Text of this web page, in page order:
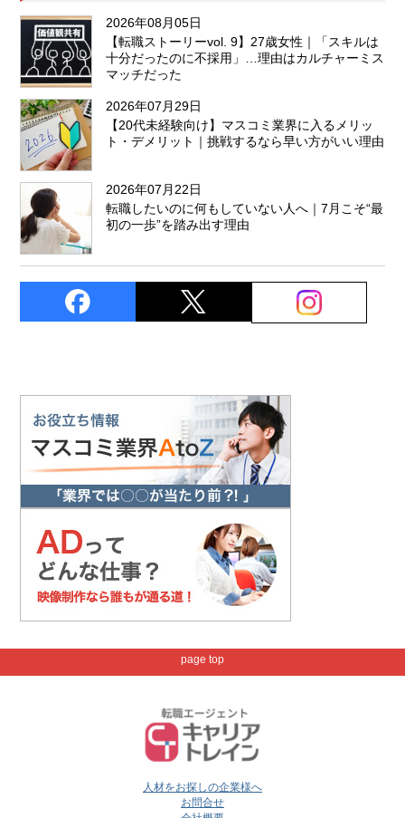
2026年08月05日
【転職ストーリーvol. 9】27歳女性｜「スキルは
十分だったのに不採用」…理由はカルチャーミス
マッチだった
2026年07月29日
【20代未経験向け】マスコミ業界に入るメリッ
ト・デメリット｜挑戦するなら早い方がいい理由
2026年07月22日
転職したいのに何もしていない人へ｜7月こそ“最
初の一歩”を踏み出す理由
page top
人材をお探しの企業様へ
お問合せ